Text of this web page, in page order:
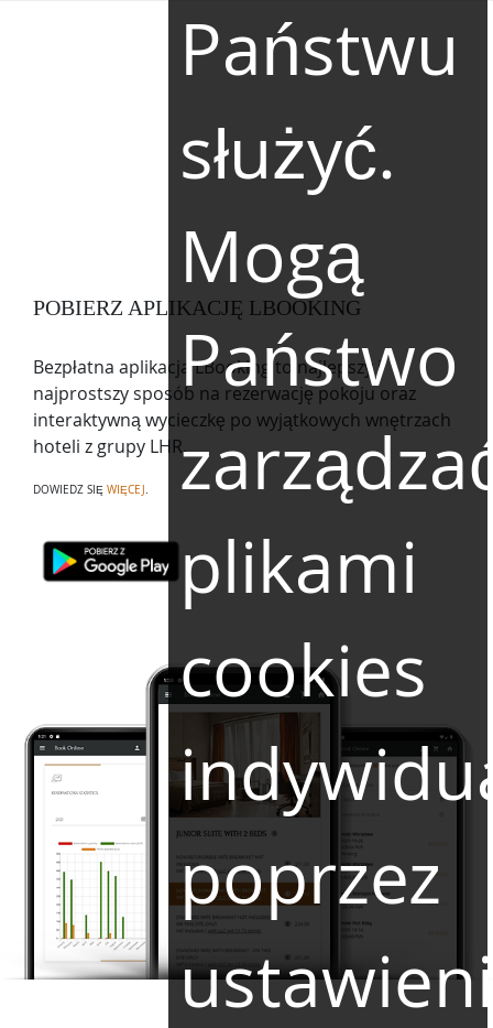
POBIERZ APLIKACJĘ LBOOKING
Bezpłatna aplikacja LBooking to najlepszy i
najprostszy sposób na rezerwację pokoju oraz
interaktywną wycieczkę po wyjątkowych wnętrzach
hoteli z grupy LHR.
DOWIEDZ SIĘ WIĘCEJ.
Państwu
służyć.
Mogą
Państwo
plikami
cookies
poprzez